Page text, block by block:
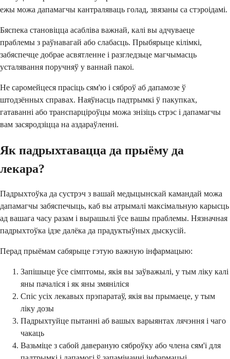
ежы можа дапамагчы кантраляваць голад, звязаны са стэроідамі.
Бяспека становіцца асабліва важнай, калі вы адчуваеце
праблемы з раўнавагай або слабасць. Прыбярыце кілімкі,
забяспечце добрае асвятленне і разгледзьце магчымасць
усталявання поручняў у ваннай пакоі.
Не саромейцеся прасіць сям'ю і сяброў аб дапамозе ў
штодзённых справах. Наяўнасць падтрымкі ў пакупках,
гатаванні або транспарціроўцы можа знізіць стрэс і дапамагчы
вам засяродзіцца на аздараўленні.
Як падрыхтавацца да прыёму да
лекара?
Падрыхтоўка да сустрэч з вашай медыцынскай камандай можа
дапамагчы забяспечыць, каб вы атрымалі максімальную карысць
ад вашага часу разам і вырашылі ўсе вашы праблемы. Нязначная
падрыхтоўка ідзе далёка да прадуктыўных дыскусій.
Перад прыёмам сабярыце гэтую важную інфармацыю:
Запішыце ўсе сімптомы, якія вы заўважылі, у тым ліку калі
яны пачаліся і як яны змяніліся
Спіс усіх лекавых прэпаратаў, якія вы прымаеце, у тым
ліку дозы
Падрыхтуйце пытанні аб вашых варыянтах лячэння і чаго
чакаць
Вазьміце з сабой давераную сяброўку або члена сям'і для